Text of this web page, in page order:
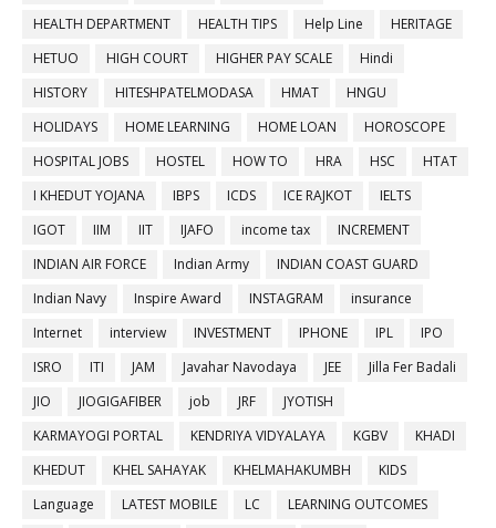
HEALTH DEPARTMENT
HEALTH TIPS Help Line
HERITAGE
HETUO
HIGH COURT HIGHER PAY SCALE
Hindi
HISTORY
HITESHPATELMODASA HMAT
HNGU
HOLIDAYS
HOME LEARNING HOME LOAN
HOROSCOPE
HOSPITAL JOBS
HOSTEL HOW TO HRA HSC
HTAT
I KHEDUT YOJANA
IBPS ICDS ICE RAJKOT
IELTS
IGOT
IIM IIT IJAFO income tax
INCREMENT
INDIAN AIR FORCE
Indian Army
INDIAN COAST GUARD
Indian Navy
Inspire Award INSTAGRAM
insurance
Internet
interview INVESTMENT IPHONE IPL
IPO
ISRO
ITI JAM Javahar Navodaya JEE
Jilla Fer Badali
JIO
JIOGIGAFIBER job JRF
JYOTISH
KARMAYOGI PORTAL
KENDRIYA VIDYALAYA KGBV
KHADI
KHEDUT
KHEL SAHAYAK KHELMAHAKUMBH
KIDS
Language
LATEST MOBILE LC
LEARNING OUTCOMES